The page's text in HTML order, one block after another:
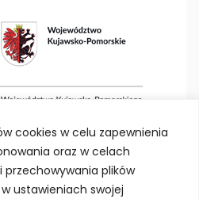
cookies w celu zapewnienia
oraz w celach
plików
ustawieniach swojej